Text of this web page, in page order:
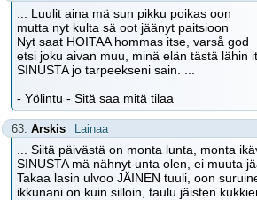
... Luulit aina mä sun pikku poikas oon
mutta nyt kulta sä oot jäänyt paitsioon
Nyt saat HOITAA hommas itse, varså god
etsi joku aivan muu, minä elän tästä lähin
SINUSTA jo tarpeekseni sain. ...
- Yölintu - Sitä saa mitä tilaa
63. Arskis Lainaa
... Siitä päivästä on monta lunta, monta
SINUSTA mä nähnyt unta olen, ei muuta
Takaa lasin ulvoo JÄINEN tuuli, oon
ikkunani on kuin silloin, taulu jäisten